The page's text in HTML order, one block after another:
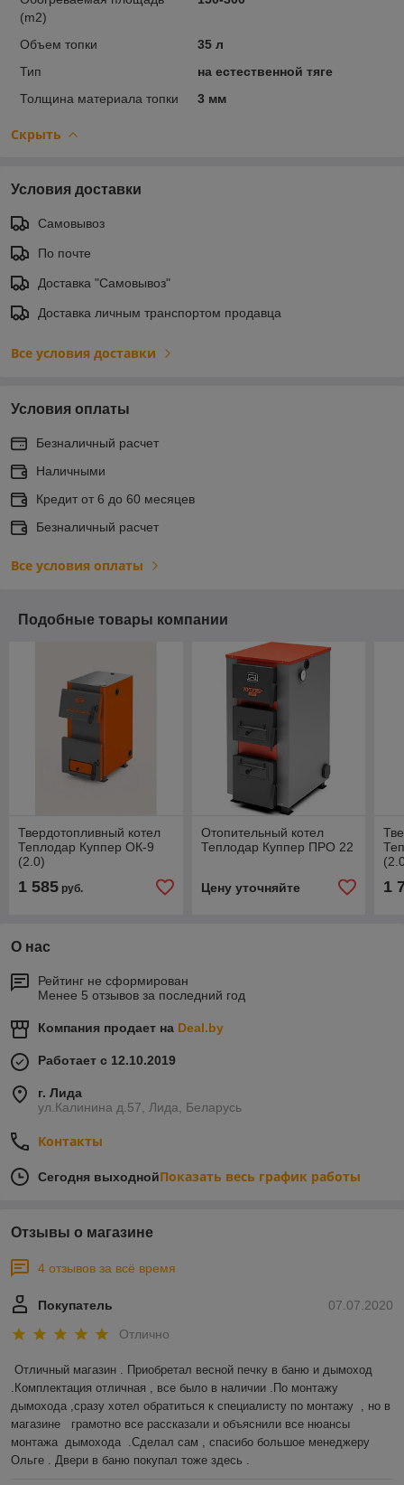
(m2)
Объем топки
35 л
Тип
на естественной тяге
Толщина материала топки
3 мм
Скрыть
Условия доставки
Самовывоз
По почте
Доставка "Самовывоз"
Доставка личным транспортом продавца
Все условия доставки
Условия оплаты
Безналичный расчет
Наличными
Кредит от 6 до 60 месяцев
Безналичный расчет
Все условия оплаты
Подобные товары компании
Твердотопливный котел
Теплодар Куппер ОК-9
(2.0)
1 585 руб.
Отопительный котел
Теплодар Куппер ПРО 22
Цену уточняйте 1
О нас
Рейтинг не сформирован
Менее 5 отзывов за последний год
Компания продает на Deal.by
Работает с 12.10.2019
г. Лида
ул.Калинина д.57, Лида, Беларусь
Контакты
Сегодня выходнойПоказать весь график работы
Отзывы о магазине
4 отзывов за всё время
07.07.2020
Покупатель
Отлично
Отличный магазин . Приобретал весной печку в баню и дымоход
.Комплектация отличная , все было в наличии .По монтажу
дымохода ,сразу хотел обратиться к специалисту по монтажу  , но в
магазине   грамотно все рассказали и объяснили все нюансы
монтажа  дымохода  .Сделал сам , спасибо большое менеджеру
Ольге . Двери в баню покупал тоже здесь .